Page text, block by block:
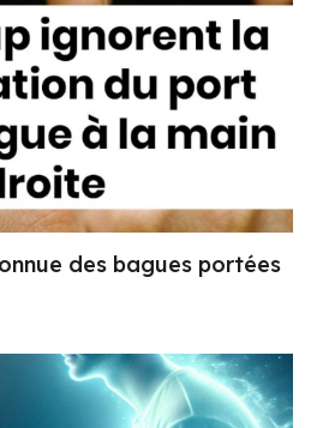
des bagues portées